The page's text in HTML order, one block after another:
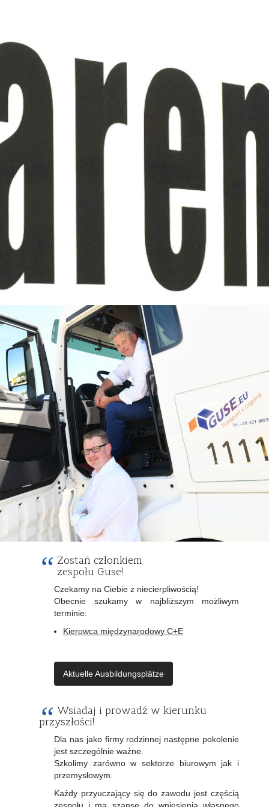
“ Zostań członkiem
zespołu Guse!
Czekamy na Ciebie z niecierpliwością!
Obecnie szukamy w najbliższym możliwym
terminie:
Kierowca międzynarodowy C+E
Aktuelle Ausbildungsplätze
“ Wsiadaj i prowadź w kierunku
przyszłości!
Dla nas jako firmy rodzinnej następne pokolenie
jest szczególnie ważne.
Szkolimy zarówno w sektorze biurowym jak i
przemysłowym.
Każdy przyuczający się do zawodu jest częścią